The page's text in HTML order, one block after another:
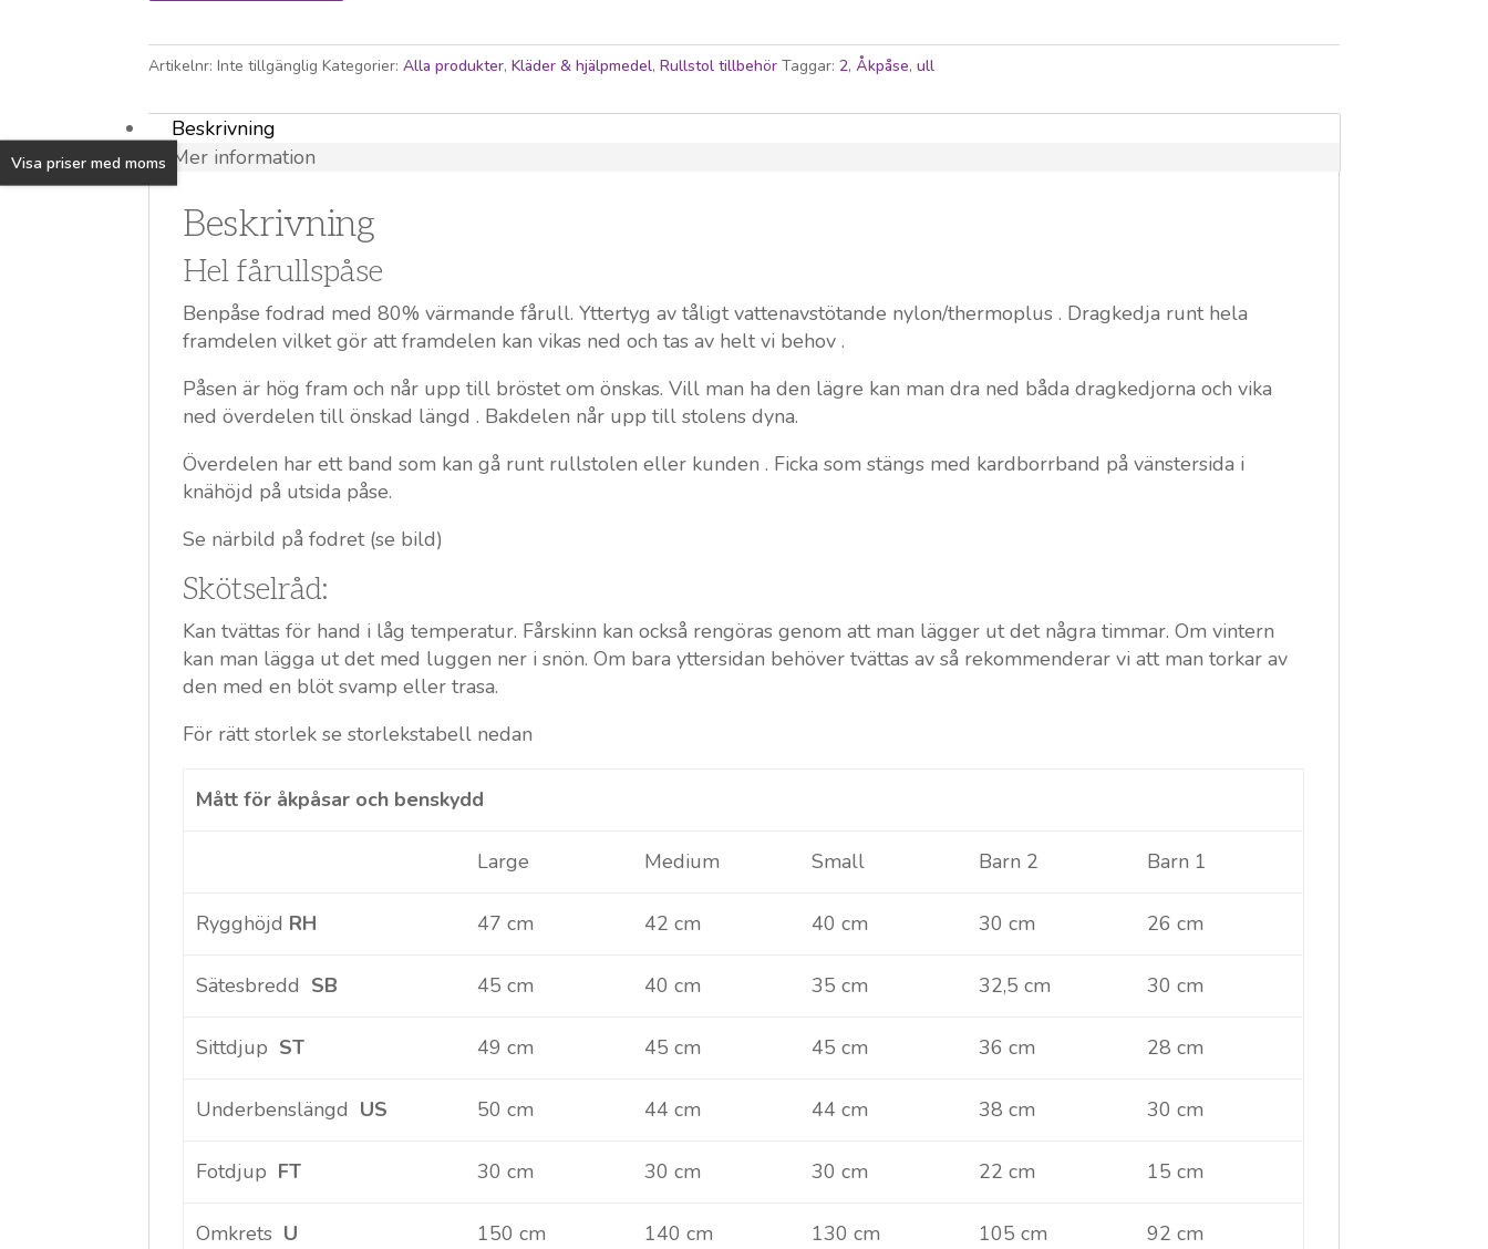
mängd
Artikelnr:Inte tillgänglig Kategorier:Alla produkter,Kläder & hjälpmedel,Rullstol tillbehör Taggar: 2,Åkpåse,ull
Beskrivning
Mer information
Beskrivning
Hel fårullspåse
Benpåse fodrad med 80% värmande fårull. Yttertyg av tåligt vattenavstötande nylon/thermoplus . Dragkedja runt hela
framdelen vilket gör att framdelen kan vikas ned och tas av helt vi behov .
Påsen är hög fram och når upp till bröstet om önskas. Vill man ha den lägre kan man dra ned båda dragkedjorna och vika
ned överdelen till önskad längd . Bakdelen når upp till stolens dyna.
Överdelen har ett band som kan gå runt rullstolen eller kunden . Ficka som stängs med kardborrband på vänstersida i
knähöjd på utsida påse.
Se närbild på fodret (se bild)
Skötselråd:
Kan tvättas för hand i låg temperatur. Fårskinn kan också rengöras genom att man lägger ut det några timmar. Om vintern
kan man lägga ut det med luggen ner i snön. Om bara yttersidan behöver tvättas av så rekommenderar vi att man torkar av
den med en blöt svamp eller trasa.
För rätt storlek se storlekstabell nedan
Mått för åkpåsar och benskydd
Large Medium Small Barn 2 Barn 1
Rygghöjd RH 47 cm 42 cm 40 cm 30 cm 26 cm
Sätesbredd SB 45 cm 40 cm 35 cm 32,5 cm 30 cm
Sittdjup ST 49 cm 45 cm 45 cm 36 cm 28 cm
Underbenslängd US 50 cm 44 cm 44 cm 38 cm 30 cm
Fotdjup FT 30 cm 30 cm 30 cm 22 cm 15 cm
Omkrets U 150 cm 140 cm 130 cm 105 cm 92 cm
Visa priser med moms